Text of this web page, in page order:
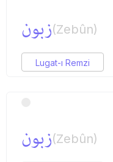
زبون(Zebûn)
Lugat-ı Remzi
زبون(Zebûn)